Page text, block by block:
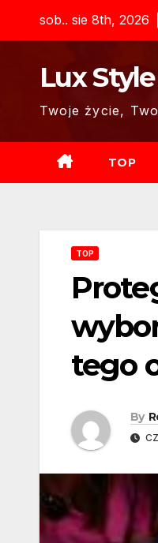
sob.. sie 8th, 2026
Lux Style
Twoje życie,
TOP
TOP
tego
By